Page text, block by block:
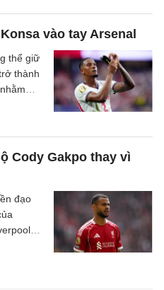
vào tay Arsenal
thể giữ
thành
Cody Gakpo thay vì
đạo